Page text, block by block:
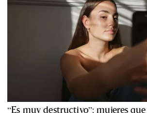
“Es muy destructivo”: mujeres